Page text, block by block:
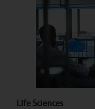
Life Sciences